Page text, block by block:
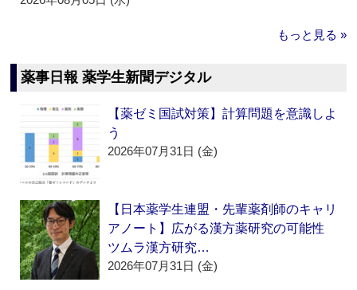
もっと見る »
薬事日報 薬学生新聞デジタル
【薬ゼミ国試対策】計算問題を意識しよ
う
2026年07月31日 (金)
【日本薬学生連盟・先輩薬剤師のキャリ
アノート】広がる漢方薬研究の可能性
ツムラ漢方研究…
2026年07月31日 (金)